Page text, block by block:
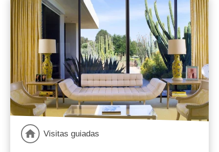
Visitas guiadas